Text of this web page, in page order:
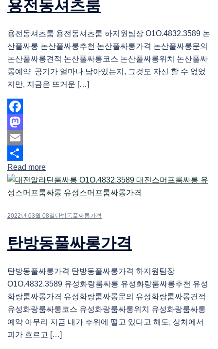
용전동셔츠룸
용전동셔츠룸 용전동셔츠룸 하지원팀장 O1O.4832.3589 논
산풀싸롱 논산풀싸롱추천 논산풀싸롱가격 논산풀싸롱문의
논산풀싸롱견적 논산풀싸롱코스 논산풀싸롱위치 논산풀싸
롱예약 공기가 얼마나 남아있는지, 그것도 자신 할 수 없었
지만, 지금은 뜨거운 […]
Facebook
Mastodon
Email
Share
Read more
2022년 03월 08일 탄방동풀싸롱가격
탄방동풀싸롱가격
탄방동풀싸롱가격 탄방동풀싸롱가격 하지원팀장
O1O.4832.3589 유성화랑룸싸롱 유성화랑룸싸롱추천 유성
화랑룸싸롱가격 유성화랑룸싸롱문의 유성화랑룸싸롱견적
유성화랑룸싸롱코스 유성화랑룸싸롱위치 유성화랑룸싸롱
예약 아무리 지금 내가 추위에 떨고 있다고 해도, 상처에서
피가 흐르고 […]